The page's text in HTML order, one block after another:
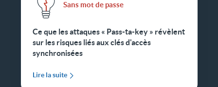
Sans mot de passe
Ce que les attaques « Pass-ta-key » révèlent
sur les risques liés aux clés d'accès
synchronisées
Lire la suite